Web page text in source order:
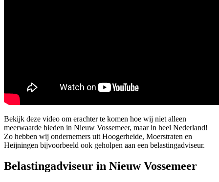
Bekijk deze video om erachter te komen hoe wij niet alleen
meerwaarde bieden in Nieuw Vossemeer, maar in heel Nederland!
Zo hebben wij ondernemers uit Hoogerheide, Moerstraten en
Heijningen bijvoorbeeld ook geholpen aan een belastingadviseur.
Belastingadviseur in Nieuw Vossemeer